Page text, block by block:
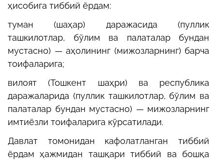
ҳисобига тиббий ёрдам:
туман (шаҳар) даражасида (пуллик
ташкилотлар, бўлим ва палаталар бундан
мустасно) — аҳолининг (мижозларнинг) барча
тоифаларига;
вилоят (Тошкент шаҳри) ва республика
даражаларида (пуллик ташкилотлар, бўлим ва
палаталар бундан мустасно) — мижозларнинг
имтиёзли тоифаларига кўрсатилади.
Давлат томонидан кафолатланган тиббий
ёрдам ҳажмидан ташқари тиббий ва бошқа